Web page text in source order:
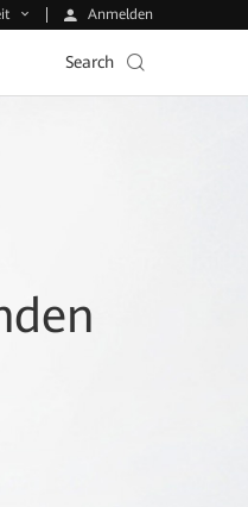
Anmelden
Search